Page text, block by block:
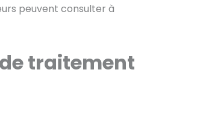
peuvent consulter à
traitement